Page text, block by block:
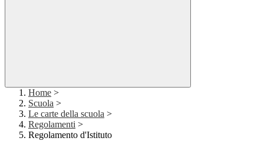
Home >
Scuola >
Le carte della scuola >
Regolamenti >
Regolamento d'Istituto